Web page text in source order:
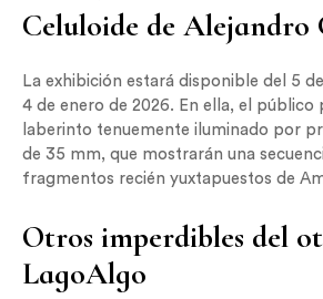
Celuloide de
La exhibición estará disponible del 5
4 de enero de 2026. En ella, el público
laberinto tenuemente iluminado por
de 35 mm, que mostrarán una
fragmentos recién yuxtapuestos de
Otros imperdibles del
LagoAlgo